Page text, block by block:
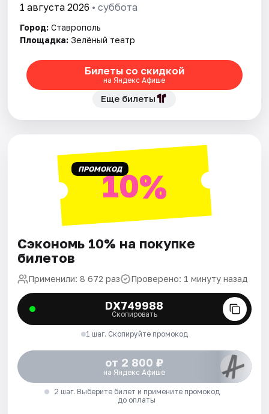
1 августа 2026 • суббота
Город: Ставрополь
Площадка: Зелёный театр
Билеты со скидкой
на Яндекс Афише
Еще билеты
ПРОМОКОД10%
Сэкономь 10% на покупке
билетов
Применили: 8 672 раз Проверено: 1 минуту назад
DX749988
Скопировать
1 шаг. Скопируйте промокод
от 2 800 ₽
на Яндекс Афише
2 шаг. Выберите билет и примените промокод
до оплаты